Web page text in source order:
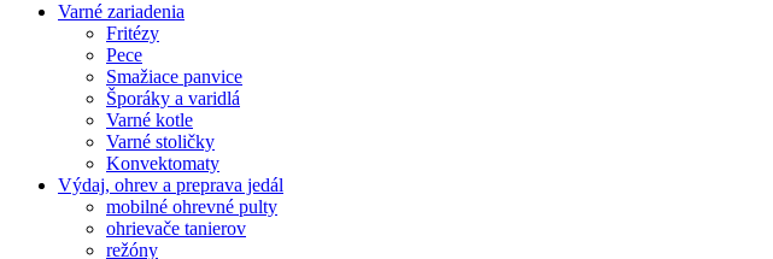
Varné zariadenia
Fritézy
Pece
Smažiace panvice
Šporáky a varidlá
Varné kotle
Varné stoličky
Konvektomaty
Výdaj, ohrev a preprava jedál
mobilné ohrevné pulty
ohrievače tanierov
režóny